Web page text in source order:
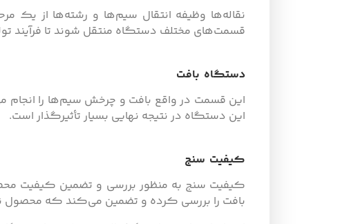
نقاله‌ها وظیفه انتقال سیم‌ها و رشته‌ها از یک
قسمت‌های مختلف دستگاه منتقل شوند تا فرآیند
دستگاه بافت
این قسمت در واقع بافت و چرخش سیم‌ها را
این دستگاه در نتیجه نهایی بسیار تأثیرگذار است.
کیفیت سنج
کیفیت سنج به منظور بررسی و تضمین کیفیت
بافت را بررسی کرده و تضمین می‌کند که محصول